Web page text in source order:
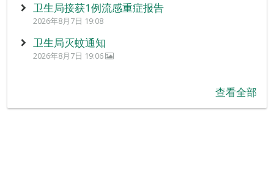
卫生局接获1例流感重症报告
2026年8月7日 19:08
卫生局灭蚊通知
2026年8月7日 19:06
查看全部